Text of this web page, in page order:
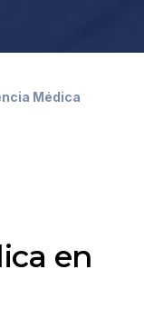
Médica
en